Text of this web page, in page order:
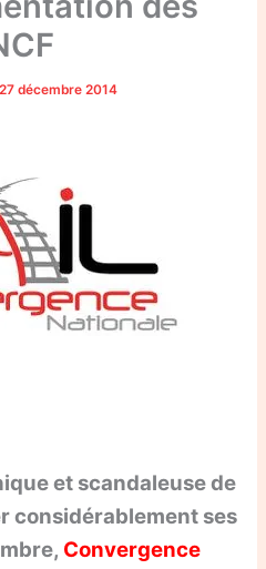
27 décembre 2014
et scandaleuse de
considérablement ses
Convergence